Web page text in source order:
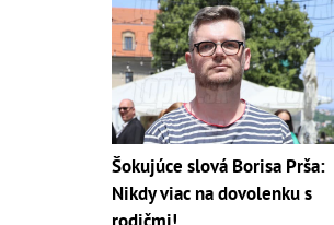
Šokujúce slová Borisa Prša:
Nikdy viac na dovolenku s